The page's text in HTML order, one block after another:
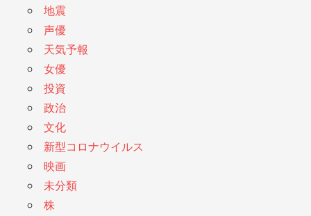
地震
声優
天気予報
女優
投資
政治
文化
新型コロナウイルス
映画
未分類
株